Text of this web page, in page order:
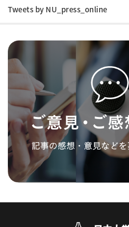
Tweets by NU_press_online